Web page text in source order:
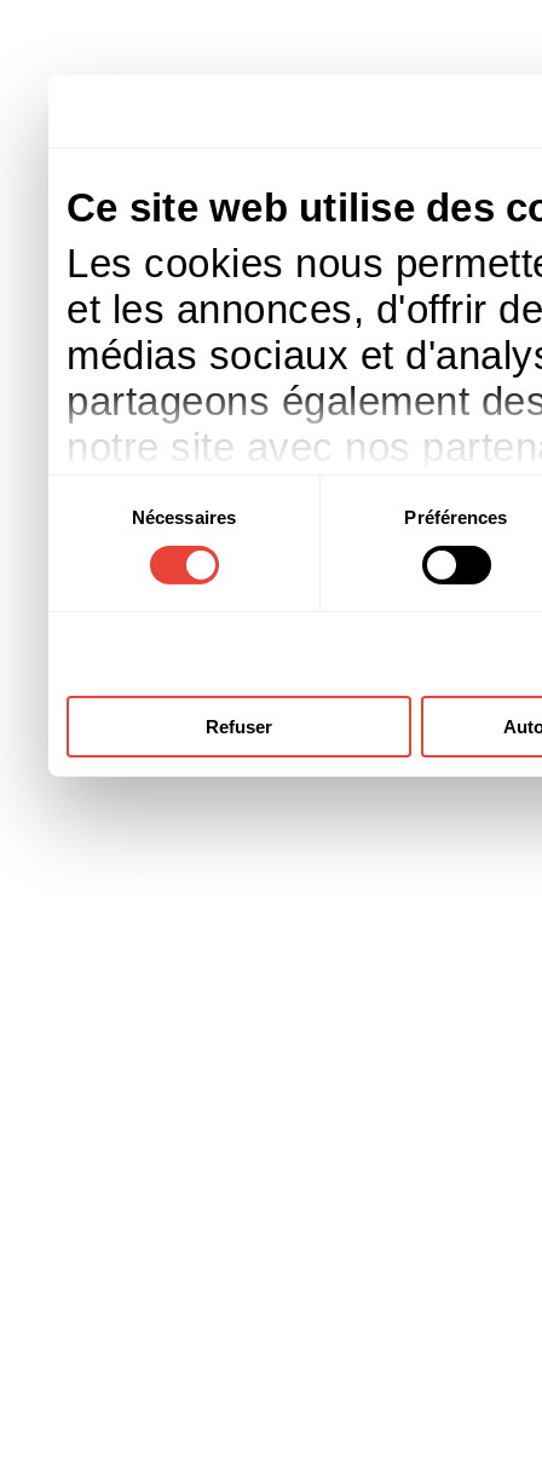
Ce site web utilise des
Les cookies nous
et les annonces, d'offrir
médias sociaux et
partageons également
notre site avec nos
d'autres informations
ont collectées lors de
consentement
Nécessaires Préférences
Refuser